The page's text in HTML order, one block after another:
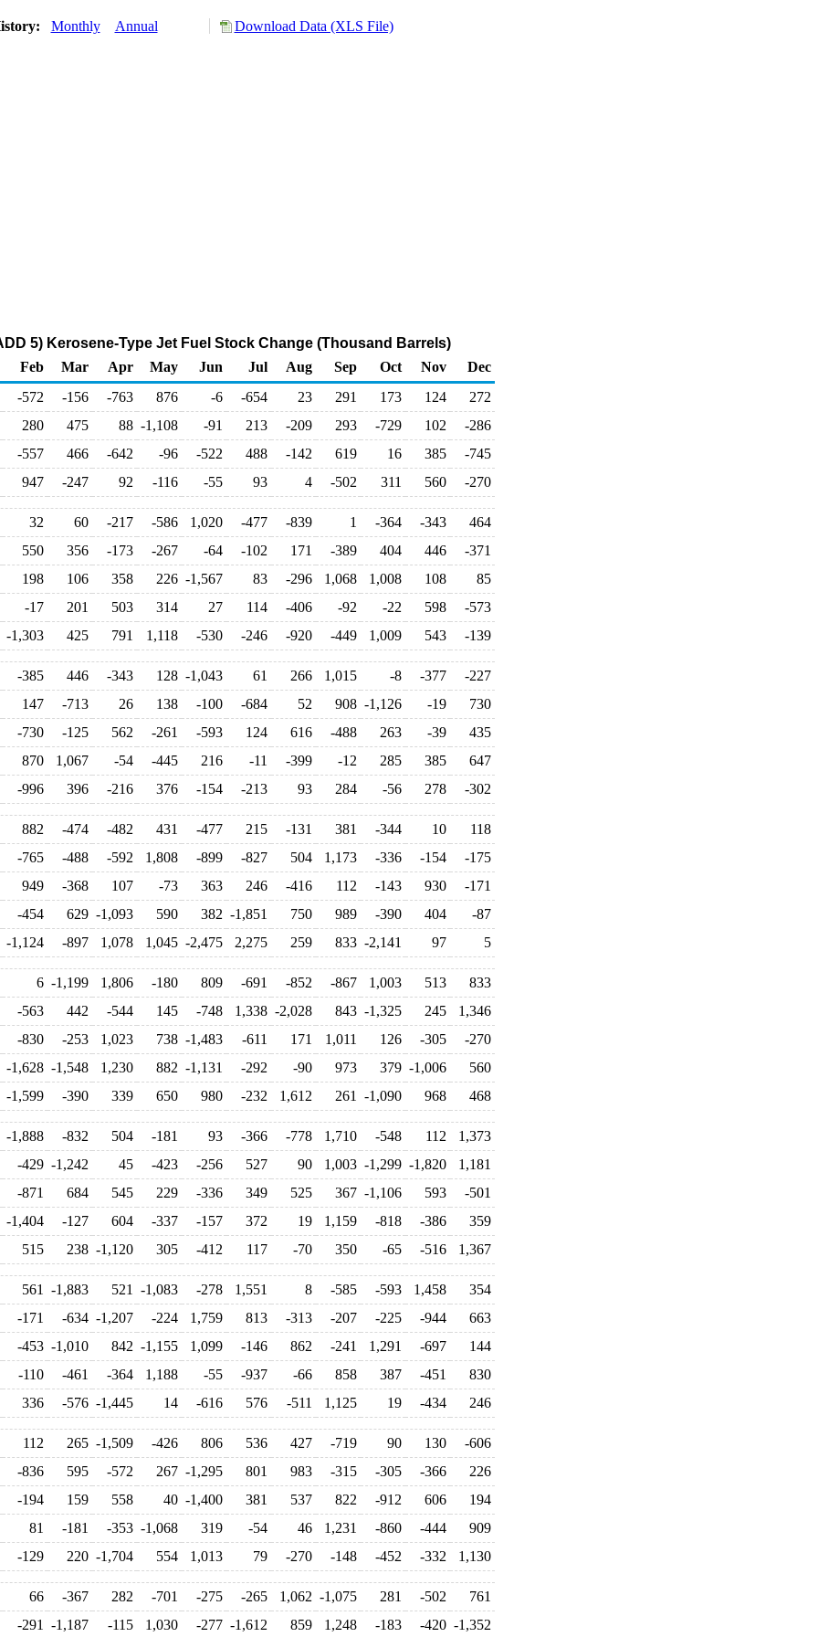
Monthly Annual Download Data (XLS File)
5) Kerosene-Type Jet Fuel Stock Change (Thousand Barrels)
Feb
Mar Apr May Jun Jul Aug Sep Oct Nov
Dec
-572
-156 -763 876 -6 -654 23 291 173 124
272
280
475 88 -1,108 -91 213 -209 293 -729 102
-286
-557
466 -642 -96 -522 488 -142 619 16 385
-745
947
-247 92 -116 -55 93 4 -502 311 560 -270
32 60 -217 -586 1,020 -477 -839 1 -364 -343
464
550
356 -173 -267 -64 -102 171 -389 404 446
-371
198
106 358 226 -1,567 83 -296 1,068 1,008 108
85
-17
201 503 314 27 114 -406 -92 -22 598
-573
-1,303
425 791 1,118 -530 -246 -920 -449 1,009 543 -139
-385 446 -343 128 -1,043 61 266 1,015 -8 -377
-227
147
-713 26 138 -100 -684 52 908 -1,126 -19
730
-730
-125 562 -261 -593 124 616 -488 263 -39
435
870
1,067 -54 -445 216 -11 -399 -12 285 385
647
-996
396 -216 376 -154 -213 93 284 -56 278 -302
882 -474 -482 431 -477 215 -131 381 -344 10
118
-765
-488 -592 1,808 -899 -827 504 1,173 -336 -154
-175
949
-368 107 -73 363 246 -416 112 -143 930
-171
-454
629 -1,093 590 382 -1,851 750 989 -390 404
-87
-1,124
-897 1,078 1,045 -2,475 2,275 259 833 -2,141 97 5
6 -1,199 1,806 -180 809 -691 -852 -867 1,003 513
833
-563
442 -544 145 -748 1,338 -2,028 843 -1,325 245
1,346
-830
-253 1,023 738 -1,483 -611 171 1,011 126 -305
-270
-1,628 -1,548 1,230 882 -1,131 -292 -90 973 379 -1,006
560
-1,599
-390 339 650 980 -232 1,612 261 -1,090 968 468
-1,888 -832 504 -181 93 -366 -778 1,710 -548 112
1,373
-429 -1,242 45 -423 -256 527 90 1,003 -1,299 -1,820
1,181
-871
684 545 229 -336 349 525 367 -1,106 593
-501
-1,404
-127 604 -337 -157 372 19 1,159 -818 -386
359
515
238 -1,120 305 -412 117 -70 350 -65 -516 1,367
561 -1,883 521 -1,083 -278 1,551 8 -585 -593 1,458
354
-171
-634 -1,207 -224 1,759 813 -313 -207 -225 -944
663
-453 -1,010 842 -1,155 1,099 -146 862 -241 1,291 -697
144
-110
-461 -364 1,188 -55 -937 -66 858 387 -451
830
336
-576 -1,445 14 -616 576 -511 1,125 19 -434 246
112 265 -1,509 -426 806 536 427 -719 90 130
-606
-836
595 -572 267 -1,295 801 983 -315 -305 -366
226
-194
159 558 40 -1,400 381 537 822 -912 606
194
81
-181 -353 -1,068 319 -54 46 1,231 -860 -444
909
-129
220 -1,704 554 1,013 79 -270 -148 -452 -332 1,130
66 -367 282 -701 -275 -265 1,062 -1,075 281 -502
761
-291
-1,187 -115 1,030 -277 -1,612 859 1,248 -183 -420 -1,352